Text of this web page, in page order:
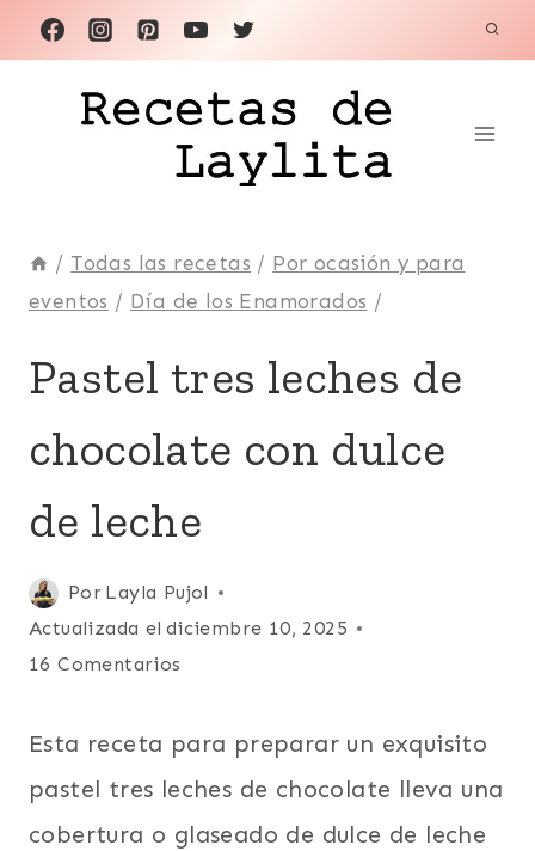
Saltar
al
contenido
/ Todas las recetas / Por ocasión y para
eventos / Día de los Enamorados /
COMIDA
DÍA
LOS
DULCE
|
|
PARA
Pastel tres leches de
chocolate con dulce
de leche
Por Layla Pujol
Publicada
el
mayo 2, 2016
Actualizada el diciembre 10, 2025
16 Comentarios
Esta receta para preparar un exquisito
pastel tres leches de chocolate lleva una
cobertura o glaseado de dulce de leche